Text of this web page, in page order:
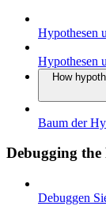
Hypothesen
Hypothesen
How
Baum der
Debugging
Debuggen